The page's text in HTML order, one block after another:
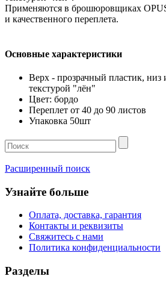
Применяются в брошюровщиках
и качественного переплета.
Основные характеристики
Верх - прозрачный пластик, низ
текстурой "лён"
Цвет: бордо
Переплет от 40 до 90 листов
Упаковка 50шт
Расширенный поиск
Узнайте больше
Оплата, доставка, гарантия
Контакты и реквизиты
Свяжитесь с нами
Политика конфиденциальности
Разделы